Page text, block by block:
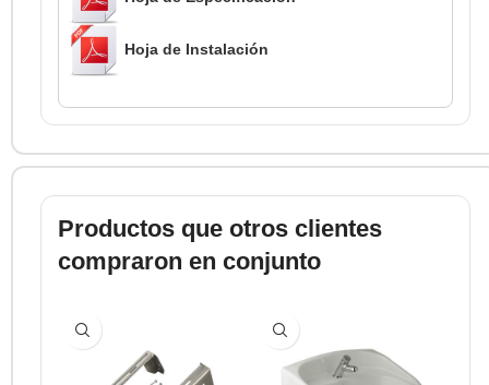
Hoja de Instalación
Productos que otros clientes
compraron en conjunto